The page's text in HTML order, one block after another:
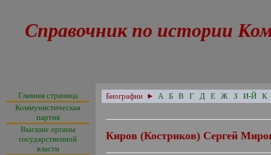
Справочник по истории
Главная страница
Коммунистическая
партия
Высшие органы
государственной
власти
Биографии ► А Б В Г Д Е Ж З И-Й К
Киров (Костриков) Сергей